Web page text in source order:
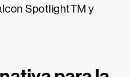
SpotlightTM y